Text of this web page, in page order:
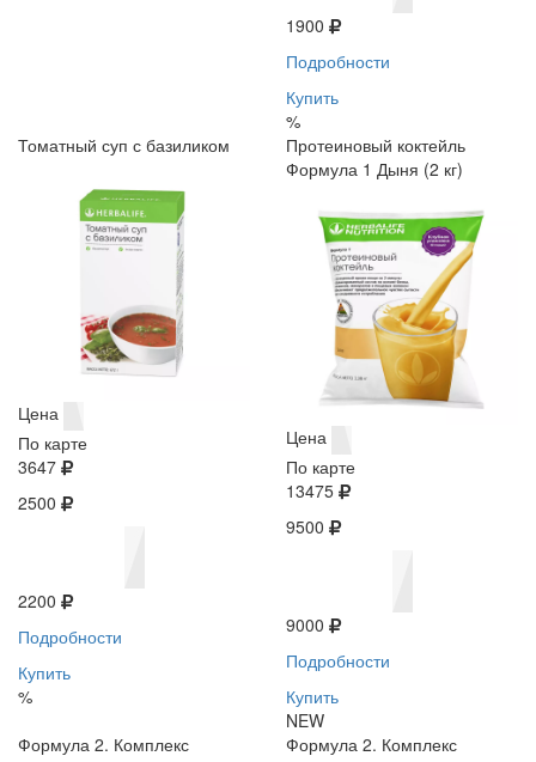
1900
Подробности
Купить
%
Томатный суп с базиликом
Цена
По карте
3647
2500
2200
Подробности
Купить
%
Протеиновый коктейль
Формула 1 Дыня (2 кг)
Цена
По карте
13475
9500
9000
Подробности
Купить
NEW
Формула 2. Комплекс
Формула 2. Комплекс